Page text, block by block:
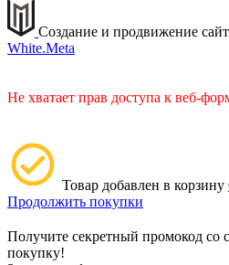
Создание и продвижение
White.Meta
Не хватает прав доступа к веб-
Товар добавлен в корзину
Продолжить покупки
Получите секретный промокод со
покупку!